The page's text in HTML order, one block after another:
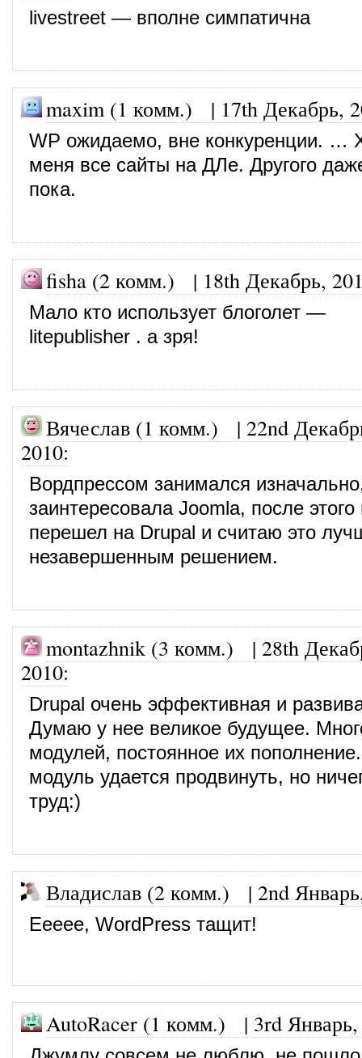
livestreet — вполне симпатична
maxim (1 комм.) | 17th Декабрь,
WP ожидаемо, вне конкуренции. …
меня все сайты на ДЛе. Другого
пока.
fisha (2 комм.) | 18th Декабрь,
Мало кто использует блоголет —
litepublisher . а зря!
Вячеслав (1 комм.) | 22nd
2010:
Вордпрессом занимался
заинтересовала Joomla, после
перешел на Drupal и считаю это
незавершенным решением.
montazhnik (3 комм.) | 28th
2010:
Drupal очень эффективная и
Думаю у нее великое будущее.
модулей, постоянное их
модуль удается продвинуть, но
труд:)
Владислав (2 комм.) | 2nd
Еееее, WordPress тащит!
AutoRacer (1 комм.) | 3rd